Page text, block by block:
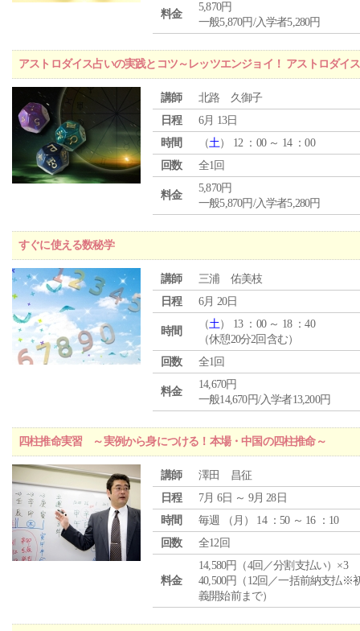
料金
5,870円
一般5,870円/入学者5,280円
アストロダイス占いの実践とコツ～レッツエンジョイ！ アストロダイ
講師
北路 久御子
日程
6月 13日
時間
（土） 12 ：00 ～ 14 ：00
回数
全1回
料金
5,870円
一般5,870円/入学者5,280円
すぐに使える数秘学
講師
三浦 佑美枝
日程
6月 20日
時間
（土） 13 ：00 ～ 18 ：40
（休憩20分2回含む）
回数
全1回
料金
14,670円
一般14,670円/入学者13,200円
四柱推命実習 ～実例から身につける！本場・中国の四柱推命～
講師
澤田 昌征
日程
7月 6日 ～ 9月 28日
時間
毎週 （ 月 ） 14 ：50 ～ 16 ：10
回数
全12回
料金
14,580円（4回／分割支払い）×3
40,500円（12回／一括前納支払※
義開始前まで）